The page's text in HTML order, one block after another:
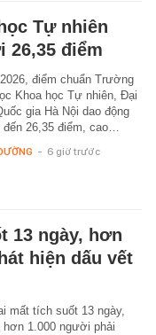
Tự nhiên
26,35 điểm
điểm chuẩn Trường
Khoa học Tự nhiên, Đại
gia Hà Nội dao động
đến 26,35 điểm, cao…
- 6 giờ trước
13 ngày, hơn
hiện dấu vết
mất tích suốt 13 ngày,
hơn 1.000 người phải